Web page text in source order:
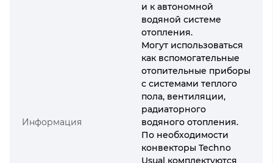
Информация
и к автономной
водяной системе
отопления.
Могут использоваться
как вспомогательные
отопительные приборы
с системами теплого
пола, вентиляции,
радиаторного
водяного отопления.
По необходимости
конвекторы Techno
Usual комплектуются